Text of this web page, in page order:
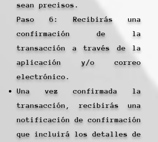
sean precisos.
Paso 6: Recibirás una
confirmación de la
transacción a través de la
aplicación y/o correo
electrónico.
Una vez confirmada la
transacción, recibirás una
notificación de confirmación
que incluirá los detalles de